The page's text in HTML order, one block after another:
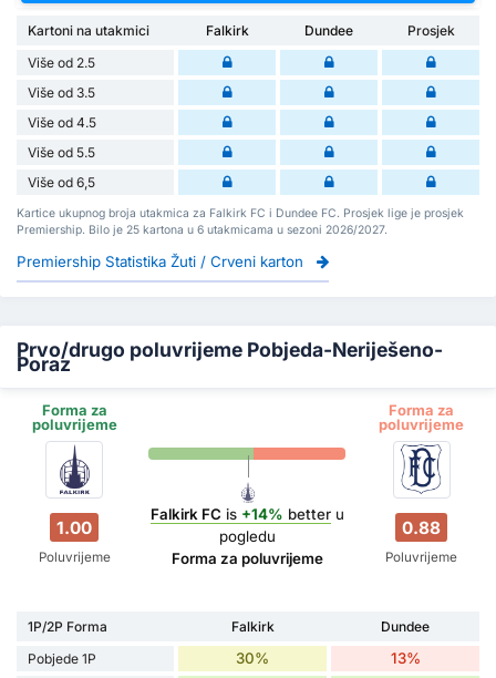
Kartoni na utakmici Falkirk Dundee
Prosjek
Više od 2.5
Više od 3.5
Više od 4.5
Više od 5.5
Više od 6,5
Kartice ukupnog broja utakmica za Falkirk FC i Dundee FC. Prosjek lige je prosjek
Premiership. Bilo je 25 kartona u 6 utakmicama u sezoni 2026/2027.
Premiership Statistika Žuti / Crveni karton
Prvo/drugo poluvrijeme Pobjeda-Neriješeno-
Poraz
Forma za
poluvrijeme
Forma za
poluvrijeme
1.00
Poluvrijeme
Falkirk FC is +14% better u
pogledu
Forma za poluvrijeme
0.88
Poluvrijeme
1P/2P Forma Falkirk
Dundee
Pobjede 1P
30% 13%